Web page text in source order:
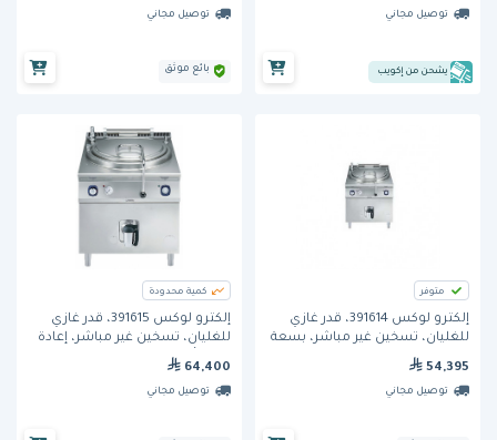
توصيل مجاني
يشحن من إكويب
توصيل مجاني
بائع موثق
متوفر
إلكترو لوكس 391614، قدر غازي
للغليان، تسخين غير مباشر، بسعة
54,395
توصيل مجاني
كمية محدودة
إلكترو لوكس 391615، قدر غازي
للغليان، تسخين غير مباشر، إعادة
تعبئة أوتوماتيكية، بسعة 150 لتر
64,400
توصيل مجاني